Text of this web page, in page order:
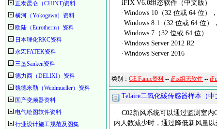
正泰昆仑（CHINT)资料
横河（Yokogawa）资料
欧陆（Eurotherm）资料
日本理化RKC资料
永宏FATEK资料
三垦Sanken资料
德力西（DELIXI）资料
魏德米勒（Weidmueller）资料
国产变频器资料
电气绘图软件资料
行业设计施工规范及图集
iFIX V6.0组态软件（中文版）
·Windows 10（32 位或 64 位）
·Windows 8.1（32 位或 64 位）
·Windows 7（32 位或 64 位）
·Windows Server 2012 R2
·Windows Server 2016
类别： GE Fanuc资料 -- iFix组态软件 --
Telaire二氧化碳传感器样本（中
C02新风系统可以通过监测室内
内人数减少时，通过降低新风量